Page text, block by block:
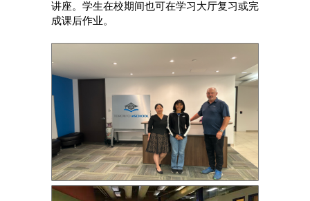
讲座。学生在校期间也可在学习大厅复习或完
成课后作业。